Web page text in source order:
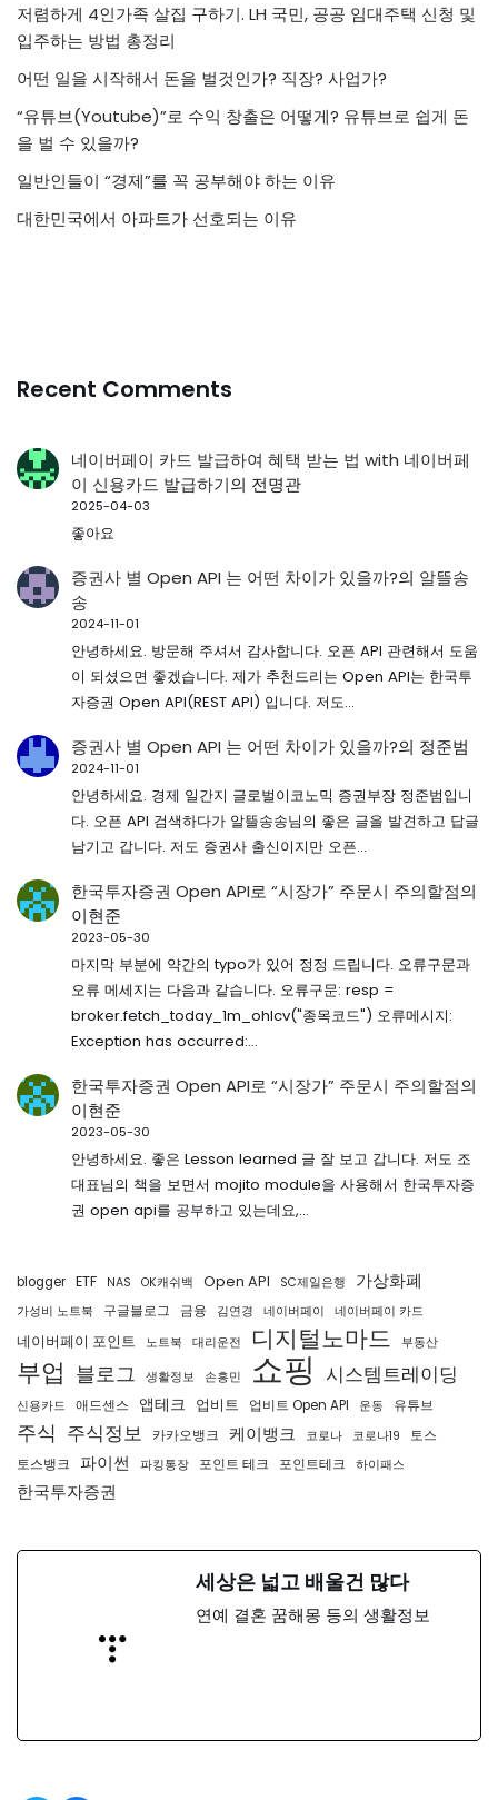
저렴하게 4인가족 살집 구하기. LH 국민, 공공 임대주택 신청 및
입주하는 방법 총정리
어떤 일을 시작해서 돈을 벌것인가? 직장? 사업가?
“유튜브(Youtube)”로 수익 창출은 어떻게? 유튜브로 쉽게 돈
을 벌 수 있을까?
일반인들이 “경제”를 꼭 공부해야 하는 이유
대한민국에서 아파트가 선호되는 이유
Recent Comments
네이버페이 카드 발급하여 혜택 받는 법 with 네이버페
이 신용카드 발급하기의 전명관
2025-04-03
좋아요
증권사 별 Open API 는 어떤 차이가 있을까?의 알뜰송
송
2024-11-01
안녕하세요. 방문해 주셔서 감사합니다. 오픈 API 관련해서 도움
이 되셨으면 좋겠습니다. 제가 추천드리는 Open API는 한국투
자증권 Open API(REST API) 입니다. 저도…
증권사 별 Open API 는 어떤 차이가 있을까?의 정준범
2024-11-01
안녕하세요. 경제 일간지 글로벌이코노믹 증권부장 정준범입니
다. 오픈 API 검색하다가 알뜰송송님의 좋은 글을 발견하고 답글
남기고 갑니다. 저도 증권사 출신이지만 오픈…
한국투자증권 Open API로 “시장가” 주문시 주의할점의
이현준
2023-05-30
마지막 부분에 약간의 typo가 있어 정정 드립니다. 오류구문과
오류 메세지는 다음과 같습니다. 오류구문: resp =
broker.fetch_today_1m_ohlcv("종목코드") 오류메시지:
Exception has occurred:…
한국투자증권 Open API로 “시장가” 주문시 주의할점의
이현준
2023-05-30
안녕하세요. 좋은 Lesson learned 글 잘 보고 갑니다. 저도 조
대표님의 책을 보면서 mojito module을 사용해서 한국투자증
권 open api를 공부하고 있는데요,…
blogger ETF NAS OK캐쉬백 Open API SC제일은행 가상화폐
가성비 노트북 구글블로그 금융 김연경 네이버페이 네이버페이 카드
네이버페이 포인트 노트북 대리운전 디지털노마드 부동산
부업 블로그 생활정보 손흥민 쇼핑 시스템트레이딩
신용카드 애드센스 앱테크 업비트 업비트 Open API 운동 유튜브
주식 주식정보 카카오뱅크 케이뱅크 코로나 코로나19
토스
토스뱅크
파이썬 파킹통장 포인트 테크 포인트테크 하이패스
한국투자증권
세상은 넓고 배울건 많다
연예 결혼 꿈해몽 등의 생활정보